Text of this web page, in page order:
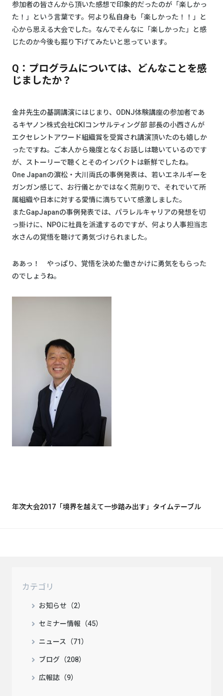
参加者の皆さんから頂いた感想で印象的だったのが「楽しかっ
た！」という言葉です。何より私自身も「楽しかった！！」と
心から思える大会でした。なんでそんなに「楽しかった」と感
じたのか今後も掘り下げてみたいと思っています。
Q：プログラムについては、どんなことを感
じましたか？
金井先生の基調講演にはじまり、ODNJ体験講座の参加者であ
るキヤノン株式会社CKIコンサルティング部 部長の小西さんが
エクセレントアワード組織賞を受賞され講演頂いたのも嬉しか
ったですね。ご本人から幾度となくお話しは聴いているのです
が、ストーリーで聴くとそのインパクトは新鮮でしたね。
One Japanの濵松・大川両氏の事例発表は、若いエネルギーを
ガンガン感じて、お行儀とかではなく荒削りで、それでいて所
属組織や日本に対する愛情に満ちていて感激しました。
またGapJapanの事例発表では、パラレルキャリアの発想を切
っ掛けに、NPOに社員を派遣するのですが、何より人事担当志
水さんの覚悟を聴けて勇気づけられました。
ああっ！ やっぱり、覚悟を決めた働きかけに勇気をもらった
のでしょうね。
年次大会2017「境界を越えて一歩踏み出す」タイムテーブル
カテゴリ
お知らせ（2）
セミナー情報（45）
ニュース（71）
ブログ（208）
広報誌（9）